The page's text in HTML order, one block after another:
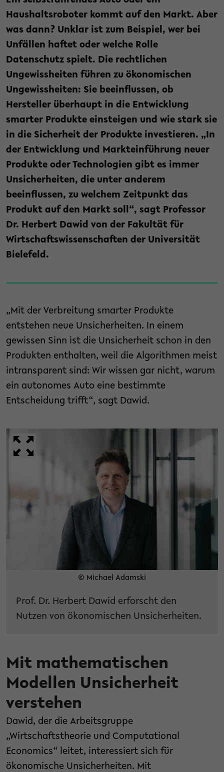
Haushaltsroboter kommt auf den Markt. Aber
was dann? Unklar ist zum Beispiel, wer bei
Unfällen haftet oder welche Rolle
Datenschutz spielt. Die rechtlichen
Ungewissheiten führen zu ökonomischen
Ungewissheiten: Sie beeinflussen, ob
Hersteller überhaupt in die Entwicklung
smarter Produkte einsteigen und wie stark sie
in die Sicherheit der Produkte investieren. „In
der Entwicklung und Markteinführung neuer
Produkte oder Technologien gibt es immer
Unsicherheiten, die unter anderem
beeinflussen, zu welchem Zeitpunkt das
Produkt auf den Markt soll“, sagt Professor
Dr. Herbert Dawid von der Fakultät für
Wirtschaftswissenschaften der Universität
Bielefeld.
„Mit der Verbreitung smarter Produkte
entstehen neue Unsicherheiten. In einem
gewissen Sinn ist die Unsicherheit schon in den
Produkten enthalten, weil die Algorithmen meist
intransparent sind: Wir wissen gar nicht, warum
ein autonomes Auto eine bestimmte
Entscheidung trifft“, sagt Dawid.
© Michael Adamski
Prof. Dr. Herbert Dawid erforscht den
Nutzen von ökonomischen Unsicherheiten.
Mit mathematischen
Modellen Unsicherheit
verstehen
Dawid, der die Arbeitsgruppe
„Wirtschaftstheorie und Computational
Economics“ leitet, interessiert sich für
ökonomische Unsicherheiten. Mit